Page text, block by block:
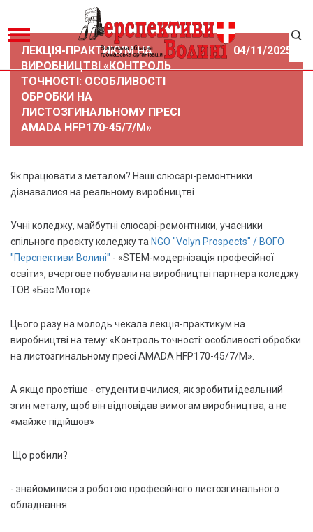
ЛЕКЦІЯ-ПРАКТИКУМ НА
ВИРОБНИЦТВІ «КОНТРОЛЬ
ТОЧНОСТІ: ОСОБЛИВОСТІ
ОБРОБКИ НА
ЛИСТОЗГИНАЛЬНОМУ ПРЕСІ
AMADA HFP170-45/7/M»
04/11/2025
Як працювати з металом? Наші слюсарі-ремонтники
дізнавалися на реальному виробництві
Учні коледжу, майбутні слюсарі-ремонтники, учасники
спільного проєкту коледжу та NGO "Volyn Prospects" / ВОГО
"Перспективи Волині" - «STEM-модернізація професійної
освіти», вчергове побували на виробництві партнера коледжу
ТОВ «Бас Мотор».
Цього разу на молодь чекала лекція-практикум на
виробництві на тему: «Контроль точності: особливості обробки
на листозгинальному пресі AMADA HFP170-45/7/M».
А якщо простіше - студенти вчилися, як зробити ідеальний
згин металу, щоб він відповідав вимогам виробництва, а не
«майже підійшов»
Що робили?
- знайомилися з роботою професійного листозгинального
обладнання